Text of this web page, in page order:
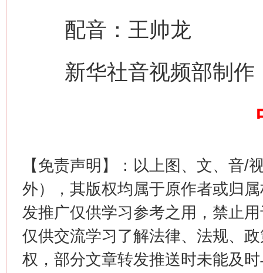
配音：王帅龙
新华社音视频部制作
【免责声明】：以上图、文、音/
外），其版权均属于原作者或归
发推广仅供学习参考之用，禁止
仅供交流学习了解法律、法规、
权，部分文章转发推送时未能及
在谋一域中谋全局
今
习近平的博鳌关键词
魏明